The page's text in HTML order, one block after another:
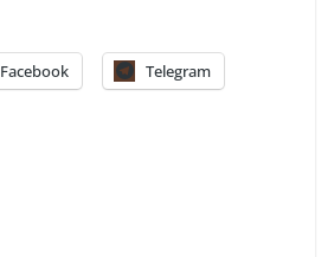
Facebook Telegram